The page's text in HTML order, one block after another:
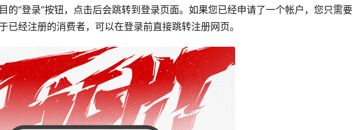
的“登录”按钮，点击后会跳转到登录页面。如果您已经申请了一个帐户，您只需要
已经注册的消费者，可以在登录前直接跳转注册网页。